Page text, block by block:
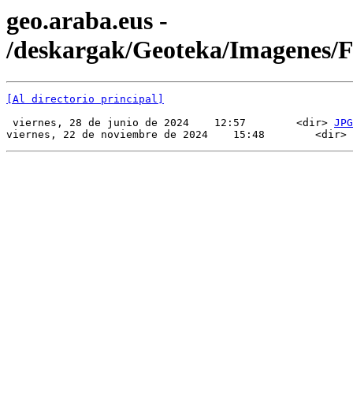
geo.araba.eus -
/deskargak/Geoteka/Imagenes/
[Al directorio principal]
viernes, 28 de junio de 2024    12:57        <dir> JPG
viernes, 22 de noviembre de 2024    15:48        <dir>